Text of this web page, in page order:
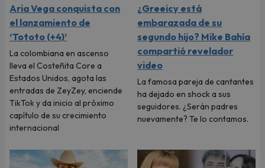
Aria Vega conquista con
el lanzamiento de
‘Tototo (+4)’
La colombiana en ascenso
lleva el Costeñita Core a
Estados Unidos, agota las
entradas de ZeyZey, enciende
TikTok y da inicio al próximo
capítulo de su crecimiento
internacional
¿Greeicy está
embarazada de su
segundo hijo? Mike Bahía
compartió revelador
video
La famosa pareja de cantantes
ha dejado en shock a sus
seguidores. ¿Serán padres
nuevamente? Te lo contamos.